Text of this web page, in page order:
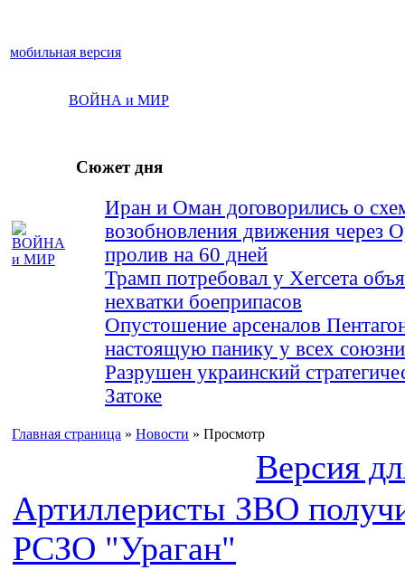
мобильная версия
ВОЙНА и МИР
Сюжет дня
Иран и Оман договорились о
возобновления движения через
пролив на 60 дней
Трамп потребовал у Хегсета
нехватки боеприпасов
Опустошение арсеналов
настоящую панику у всех
Разрушен украинский
Затоке
Главная страница » Новости » Просмотр
Версия
Артиллеристы ЗВО
РСЗО "Ураган"